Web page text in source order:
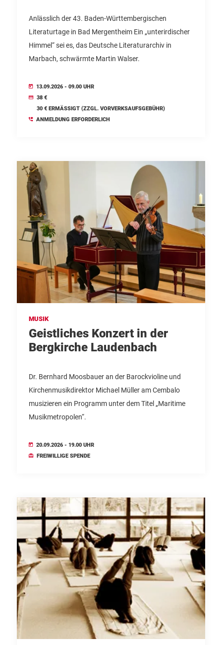
Anlässlich der 43. Baden-Württembergischen
Literaturtage in Bad Mergentheim Ein „unterirdischer
Himmel“ sei es, das Deutsche Literaturarchiv in
Marbach, schwärmte Martin Walser.
13.09.2026 - 09.00 UHR
38 €
30 € ERMÄSSIGT (ZZGL. VORVERKSAUFSGEBÜHR)
ANMELDUNG ERFORDERLICH
MUSIK
Geistliches Konzert in der
Bergkirche Laudenbach
Dr. Bernhard Moosbauer an der Barockvioline und
Kirchenmusikdirektor Michael Müller am Cembalo
musizieren ein Programm unter dem Titel „Maritime
Musikmetropolen“.
20.09.2026 - 19.00 UHR
FREIWILLIGE SPENDE